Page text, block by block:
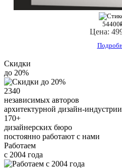
Цена:
Скидки
до 20%
2340
независимых авторов
архитектурной дизайн-индустрии
170+
дизайнерских бюро
постоянно работают с нами
Работаем
с 2004 года